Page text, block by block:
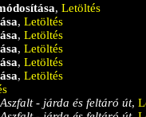
, Letöltés
, Letöltés
, Letöltés
, Letöltés
, Letöltés
, Letöltés
- járda és feltáró út,